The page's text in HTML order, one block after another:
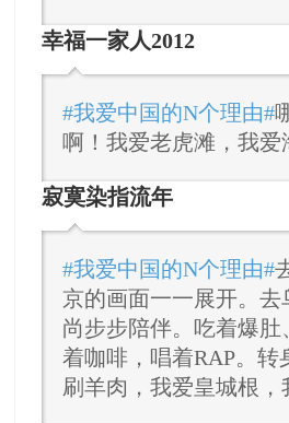
幸福一家人2012
#我爱中国的N个理由#
啊！我爱老虎滩，我
寂寞染指流年
#我爱中国的N个理由#
京的画面一一展开。
尚步步陪伴。吃着爆
着咖啡，唱着RAP。
刷羊肉，我爱皇城根